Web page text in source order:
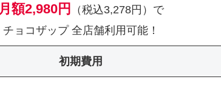
月額2,980円
（税込3,278円）で
チョコザップ 全店舗利用可能！
初期費用